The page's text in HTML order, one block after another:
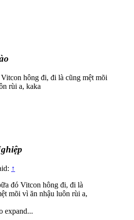
hông đi, đi là cũng mệt mõi
rùi a, kaka
↑
đó Vitcon hông đi, đi là
mõi vì ăn nhậu luôn rùi a,
expand...